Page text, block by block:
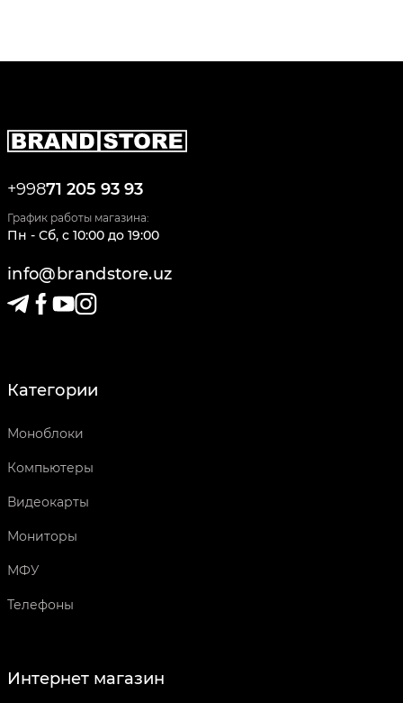
+99871 205 93 93
График работы магазина:
Пн - Сб, c 10:00 до 19:00
info@brandstore.uz
Категории
Моноблоки
Компьютеры
Видеокарты
Мониторы
МФУ
Телефоны
Интернет магазин